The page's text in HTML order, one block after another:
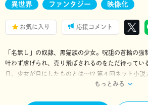
異世界 ファンタジー 映像化
お気に入り 応援コメント
「名無し」の奴隷、黒猫族の少女。呪詛の首輪の強
叶わず虐げられ、売り飛ばされるのをただ待って
日、少女が目にしたものとは…!? 第４回ネット小説
もっとみる